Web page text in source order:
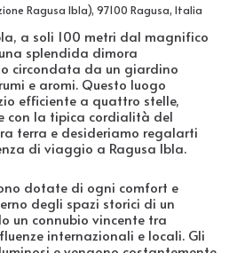
Ragusa Ibla), 97100 Ragusa, Italia
a soli 100 metri dal magnifico
splendida dimora
circondata da un giardino
e aromi. Questo luogo
efficiente a quattro stelle,
con la tipica cordialità del
terra e desideriamo regalarti
di viaggio a Ragusa Ibla.
dotate di ogni comfort e
degli spazi storici di un
un connubio vincente tra
internazionali e locali. Gli